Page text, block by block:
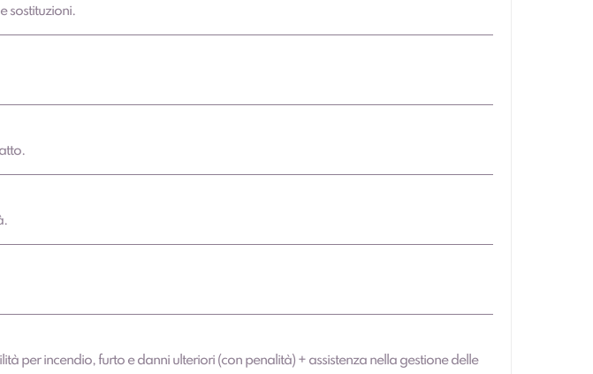
sostituzioni.
per incendio, furto e danni ulteriori (con penalità) + assistenza nella gestione delle